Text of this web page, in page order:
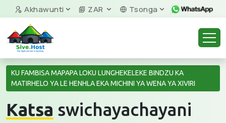
Akhawunti ZAR Tsonga
KU FAMBISA MAPAPA LOKU LUNGHEKELEKE BINDZU KA
MATIRHELO YA LE HENHLA EKA MICHINI YA WENA YA XIVIRI
Katsa swichayachayani